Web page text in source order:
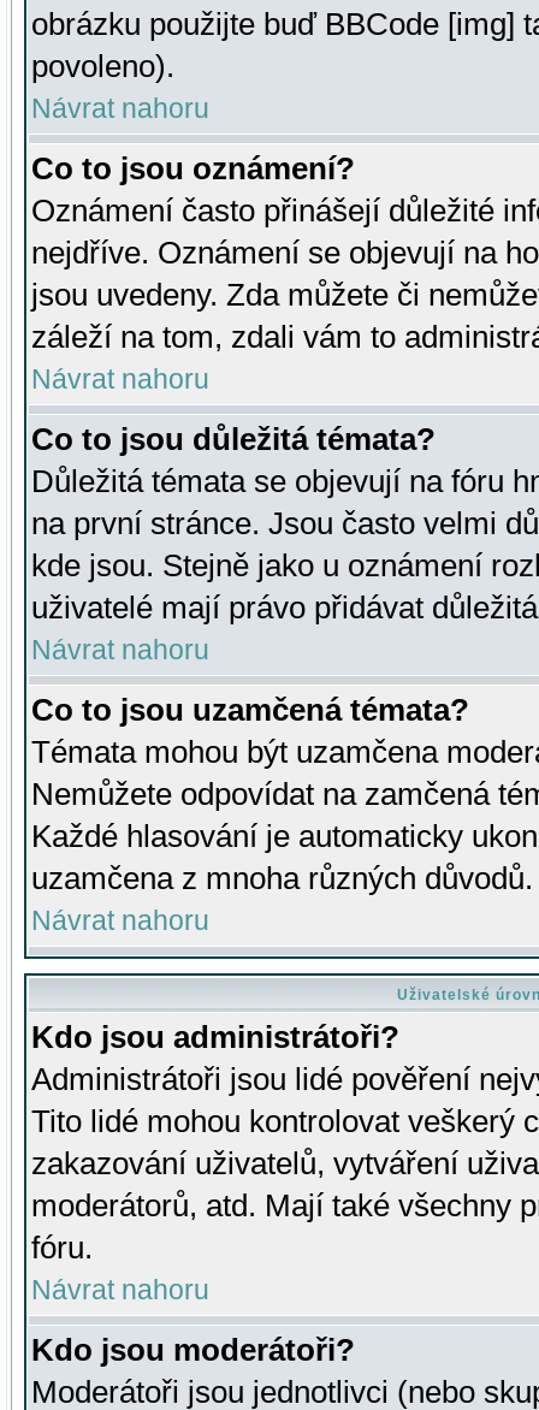
obrázku použijte buď BBCode [img]
povoleno).
Návrat nahoru
Co to jsou oznámení?
Oznámení často přinášejí důležité
nejdříve. Oznámení se objevují na
jsou uvedeny. Zda můžete či
záleží na tom, zdali vám to
Návrat nahoru
Co to jsou důležitá témata?
Důležitá témata se objevují na fóru
na první stránce. Jsou často velmi
kde jsou. Stejně jako u oznámení
uživatelé mají právo přidávat
Návrat nahoru
Co to jsou uzamčená témata?
Témata mohou být uzamčena
Nemůžete odpovídat na zamčená
Každé hlasování je automaticky
uzamčena z mnoha různých důvodů.
Návrat nahoru
Uživatelské
Kdo jsou administrátoři?
Administrátoři jsou lidé pověření
Tito lidé mohou kontrolovat veškerý
zakazování uživatelů, vytváření
moderátorů, atd. Mají také všechny
fóru.
Návrat nahoru
Kdo jsou moderátoři?
Moderátoři jsou jednotlivci (nebo